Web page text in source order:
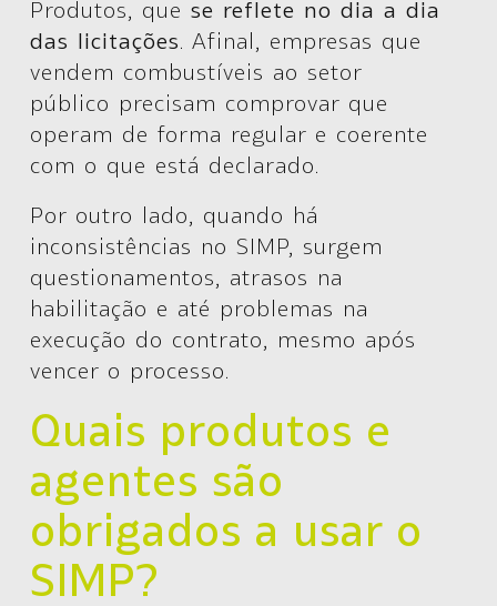
Produtos, que se reflete no dia a dia
das licitações . Afinal, empresas que
vendem combustíveis ao setor
público precisam comprovar que
operam de forma regular e coerente
com o que está declarado.
Por outro lado, quando há
inconsistências no SIMP, surgem
questionamentos, atrasos na
habilitação e até problemas na
execução do contrato, mesmo após
vencer o processo.
Quais produtos e
agentes são
obrigados a usar o
SIMP?